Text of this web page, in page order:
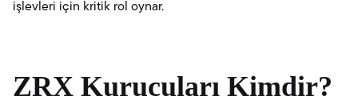
işlevleri için kritik rol oynar.
ZRX Kurucuları Kimdir?